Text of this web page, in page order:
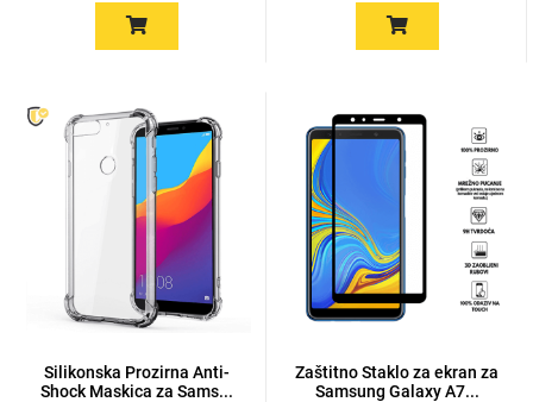
Silikonska Prozirna Anti-
Shock Maskica za Sams...
Zaštitno Staklo za ekran za
Samsung Galaxy A7...
Za njega
Svijet životinja Auto - Moto motivi